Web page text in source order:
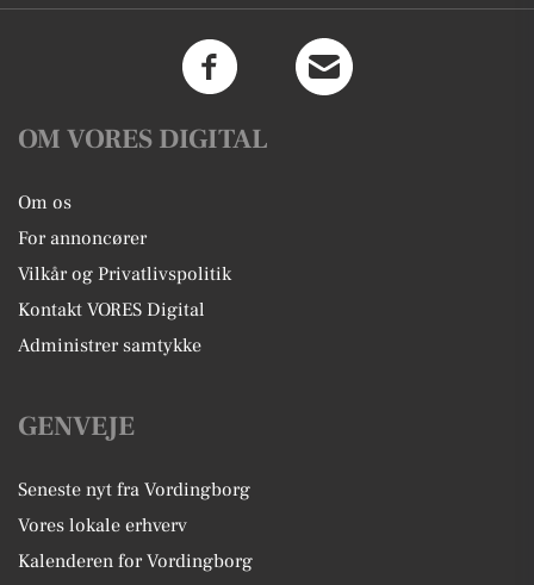
OM VORES DIGITAL
Om os
For annoncører
Vilkår og Privatlivspolitik
Kontakt VORES Digital
Administrer samtykke
GENVEJE
Seneste nyt fra Vordingborg
Vores lokale erhverv
Kalenderen for Vordingborg